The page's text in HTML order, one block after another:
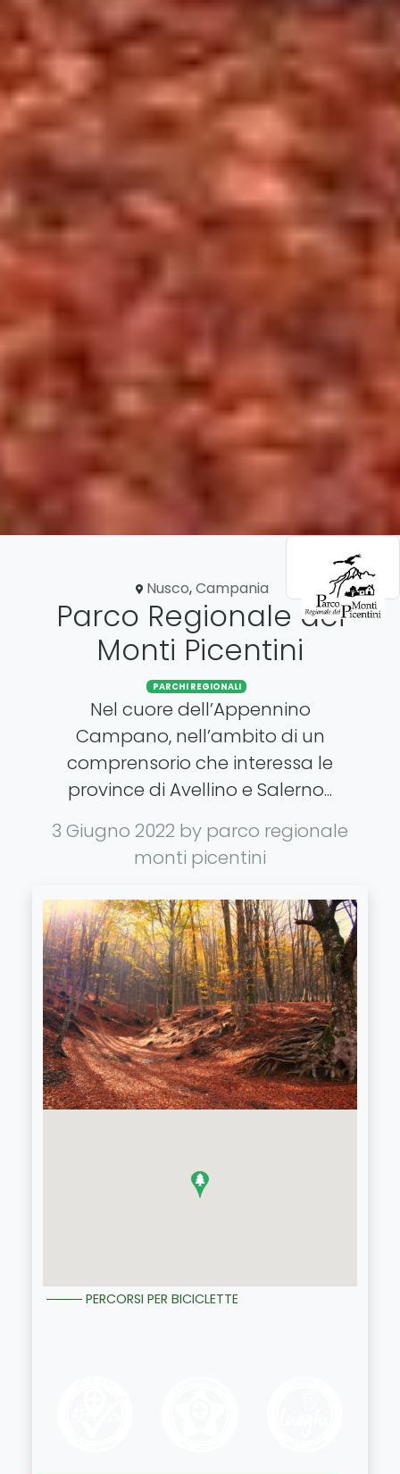
Nusco,Campania
Parco Regionale dei
Monti Picentini
PARCHI REGIONALI
Nel cuore dell’Appennino
Campano, nell’ambito di un
comprensorio che interessa le
province di Avellino e Salerno...
3 Giugno 2022 by parco regionale
monti picentini
PERCORSI PER BICICLETTE